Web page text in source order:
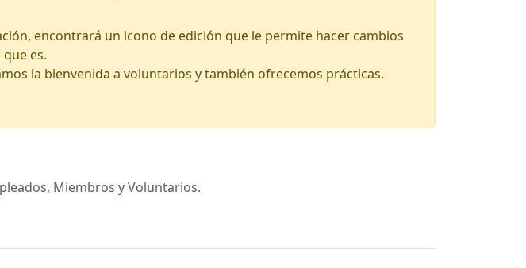
encontrará un icono de edición que le permite hacer cambios
es.
la bienvenida a voluntarios y también ofrecemos prácticas.
Miembros y Voluntarios.